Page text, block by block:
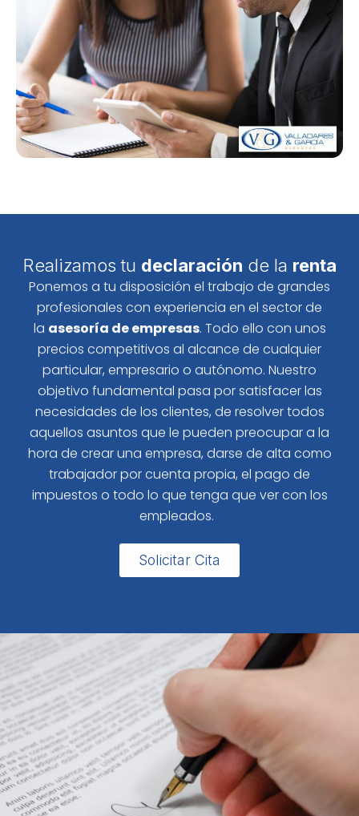
Realizamos tu declaración de la renta
Ponemos a tu disposición el trabajo de grandes
profesionales con experiencia en el sector de
la asesoría de empresas. Todo ello con unos
precios competitivos al alcance de cualquier
particular, empresario o autónomo. Nuestro
objetivo fundamental pasa por satisfacer las
necesidades de los clientes, de resolver todos
aquellos asuntos que le pueden preocupar a la
hora de crear una empresa, darse de alta como
trabajador por cuenta propia, el pago de
impuestos o todo lo que tenga que ver con los
empleados.
Solicitar Cita